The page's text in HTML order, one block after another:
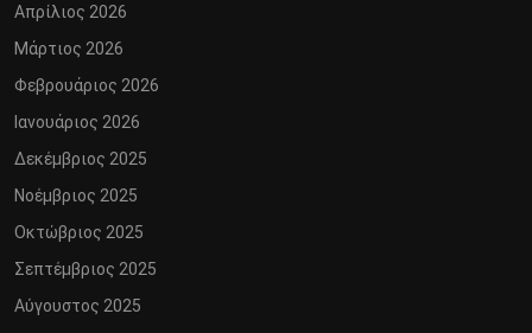
Απρίλιος 2026
Μάρτιος 2026
Φεβρουάριος 2026
Ιανουάριος 2026
Δεκέμβριος 2025
Νοέμβριος 2025
Οκτώβριος 2025
Σεπτέμβριος 2025
Αύγουστος 2025